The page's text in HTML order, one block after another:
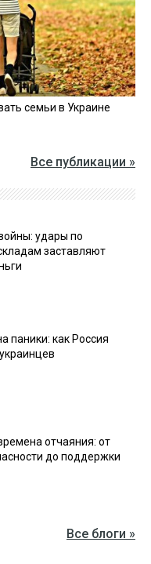
семьи в Украине
Все публикации »
удары по
заставляют
паники: как Россия
отчаяния: от
до поддержки
Все блоги »